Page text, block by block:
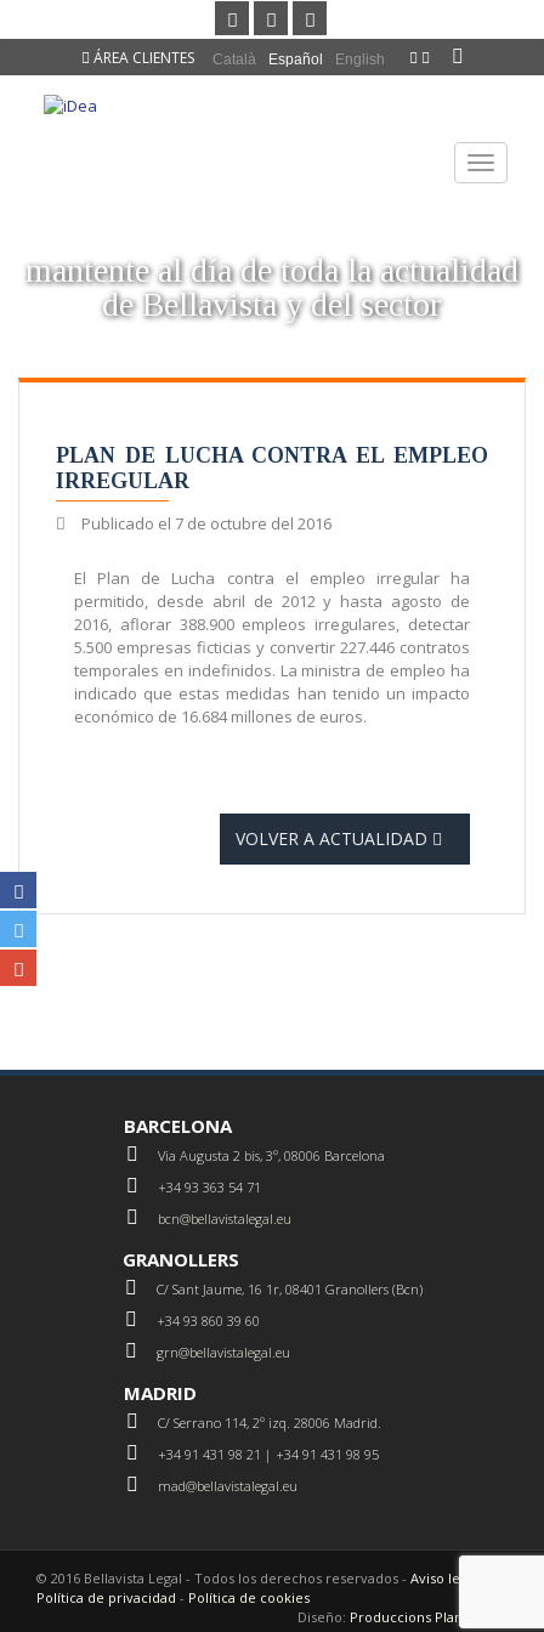
Català Español English
ÁREA CLIENTES
TOGGLE
mantente al día de toda la actualidad
de Bellavista y del sector
PLAN DE LUCHA CONTRA EL EMPLEO
IRREGULAR
Publicado el 7 de octubre del 2016
El Plan de Lucha contra el empleo irregular ha
permitido, desde abril de 2012 y hasta agosto de
2016, aflorar 388.900 empleos irregulares, detectar
5.500 empresas ficticias y convertir 227.446 contratos
temporales en indefinidos. La ministra de empleo ha
indicado que estas medidas han tenido un impacto
económico de 16.684 millones de euros.
VOLVER A ACTUALIDAD
BARCELONA
Via Augusta 2 bis, 3º, 08006 Barcelona
+34 93 363 54 71
bcn@bellavistalegal.eu
GRANOLLERS
C/ Sant Jaume, 16 1r, 08401 Granollers (Bcn)
+34 93 860 39 60
grn@bellavistalegal.eu
MADRID
C/ Serrano 114, 2º izq. 28006 Madrid.
+34 91 431 98 21 | +34 91 431 98 95
mad@bellavistalegal.eu
© 2016 Bellavista Legal - Todos los derechos reservados - Aviso legal
Política de privacidad - Política de cookies
Diseño: Produccions Planetàries